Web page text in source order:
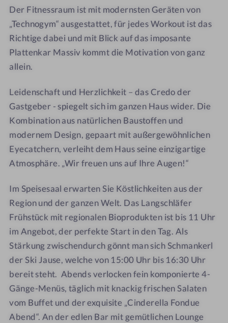
Der Fitnessraum ist mit modernsten Geräten von
„Technogym“ ausgestattet, für jedes Workout ist das
Richtige dabei und mit Blick auf das imposante
Plattenkar Massiv kommt die Motivation von ganz
allein.
Leidenschaft und Herzlichkeit – das Credo der
Gastgeber - spiegelt sich im ganzen Haus wider. Die
Kombination aus natürlichen Baustoffen und
modernem Design, gepaart mit außergewöhnlichen
Eyecatchern, verleiht dem Haus seine einzigartige
Atmosphäre. „Wir freuen uns auf Ihre Augen!“
Im Speisesaal erwarten Sie Köstlichkeiten aus der
Region und der ganzen Welt. Das Langschläfer
Frühstück mit regionalen Bioprodukten ist bis 11 Uhr
im Angebot, der perfekte Start in den Tag. Als
Stärkung zwischendurch gönnt man sich Schmankerl
der Ski Jause, welche von 15:00 Uhr bis 16:30 Uhr
bereit steht. Abends verlocken fein komponierte 4-
Gänge-Menüs, täglich mit knackig frischen Salaten
vom Buffet und der exquisite „Cinderella Fondue
Abend“. An der edlen Bar mit gemütlichen Lounge